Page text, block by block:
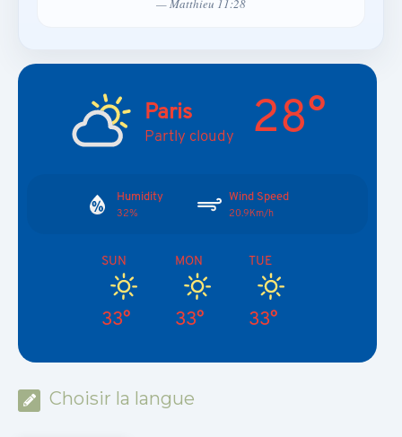
— Matthieu 11:28
Paris
Partly cloudy 28°
Humidity
32%
Wind Speed
20.9Km/h
SUN
33°
MON
33°
TUE
33°
Choisir la langue